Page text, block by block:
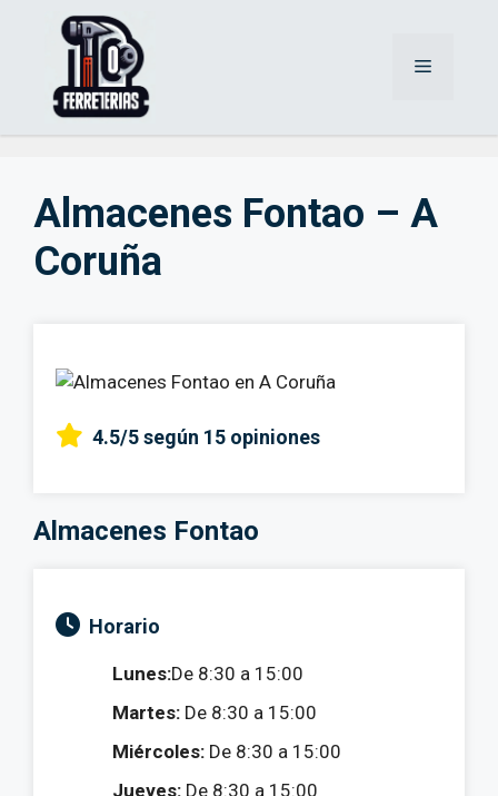
Menú
Almacenes Fontao – A
Coruña
4.5/5según 15 opiniones
Almacenes Fontao
Horario
Lunes:De 8:30 a 15:00
Martes: De 8:30 a 15:00
Miércoles: De 8:30 a 15:00
Jueves: De 8:30 a 15:00